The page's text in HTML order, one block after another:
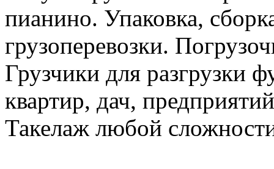
пианино. Упаковка,
грузоперевозки.
Грузчики для разгрузки
квартир, дач,
Такелаж любой